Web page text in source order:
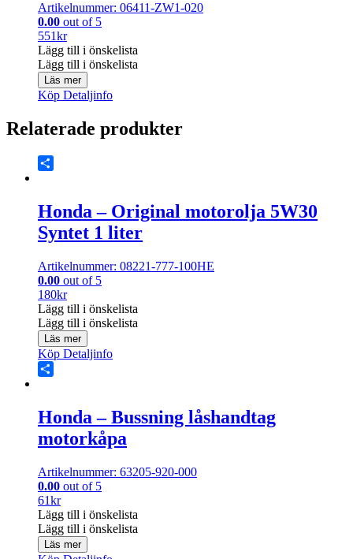
Artikelnummer: 06411-ZW1-020
0.00 out of 5
551kr
Lägg till i önskelista
Lägg till i önskelista
Läs mer
Köp Detaljinfo
Relaterade produkter
Honda – Original motorolja 5W30
Syntet 1 liter
Artikelnummer: 08221-777-100HE
0.00 out of 5
180kr
Lägg till i önskelista
Lägg till i önskelista
Läs mer
Köp Detaljinfo
Honda – Bussning låshandtag
motorkåpa
Artikelnummer: 63205-920-000
0.00 out of 5
61kr
Lägg till i önskelista
Lägg till i önskelista
Läs mer